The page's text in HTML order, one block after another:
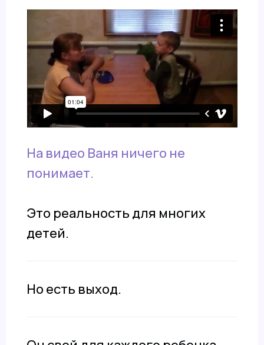
На видео Ваня ничего не
понимает.
Это реальность для многих
детей.
Но есть выход.